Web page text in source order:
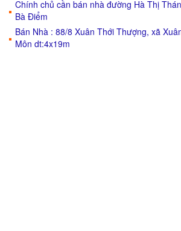
Chính chủ cần bán nhà đường Hà Thị
Bà Điểm
Bán Nhà : 88/8 Xuân Thới Thượng, xã
Môn dt:4x19m